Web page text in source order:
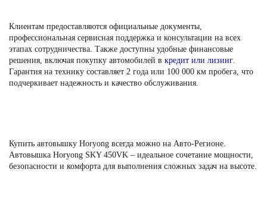
Клиентам предоставляются официальные документы,
профессиональная сервисная поддержка и консультации на всех
этапах сотрудничества. Также доступны удобные финансовые
решения, включая покупку автомобилей в кредит или лизинг.
Гарантия на технику составляет 2 года или 100 000 км пробега, что
подчеркивает надежность и качество обслуживания.
Купить автовышку Horyong всегда можно на Авто-Регионе.
Автовышка Horyong SKY 450VK – идеальное сочетание мощности,
безопасности и комфорта для выполнения сложных задач на высоте.